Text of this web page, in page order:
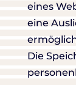
eines
eine
Die